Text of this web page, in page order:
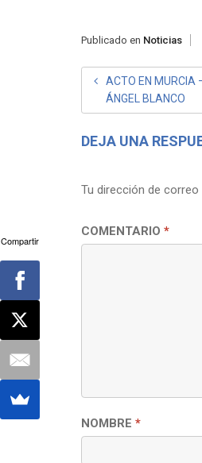
Publicado en Noticias
NAVEGACIÓN
DE
ENTRADAS
ACTO EN MURCIA
ÁNGEL BLANCO
DEJA UNA
Tu dirección de
COMENTARIO *
NOMBRE *
Compartir